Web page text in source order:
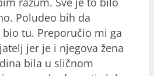
Poludeo bih da
tu. Preporučio mi ga
jer je i njegova žena
bila u sličnom